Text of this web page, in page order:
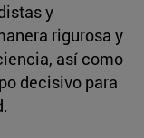
y
rigurosa y
así como
decisivo para